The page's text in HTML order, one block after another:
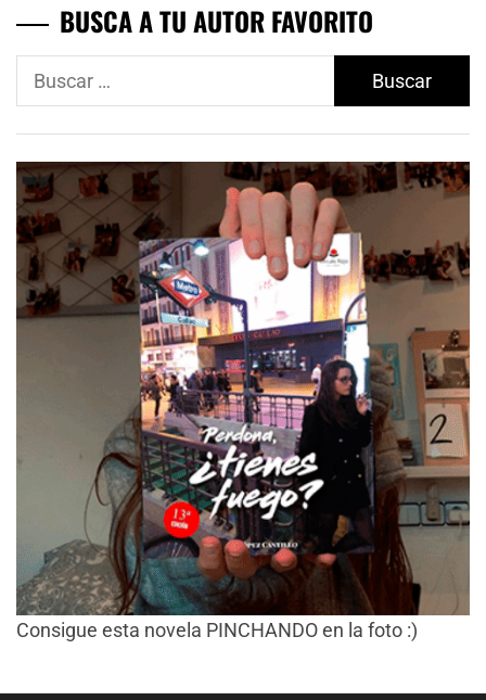
BUSCA A TU AUTOR FAVORITO
Buscar:
Consigue esta novela PINCHANDO en la foto :)